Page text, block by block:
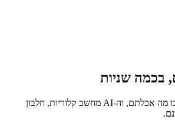
בכמה שניות
צלמו את הצלחת או כתבו מה אכלתם, וה-AI מחשב קלוריות, חלבון